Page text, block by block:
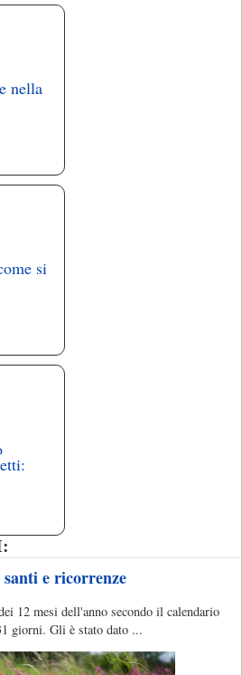
nella
si
e ricorrenze
12 mesi dell'anno secondo il calendario
giorni. Gli è stato dato ...